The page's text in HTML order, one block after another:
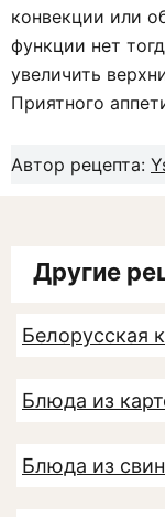
конвекции или
функции нет
увеличить
Приятного
Автор рецепта:
Другие
Белорусская
Блюда из
Блюда из